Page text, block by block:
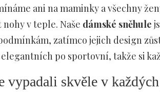
ani na maminky a všechny
v teple. Naše dámské sněhule
zatímco jejich design
po sportovní, takže si
vypadali skvěle v